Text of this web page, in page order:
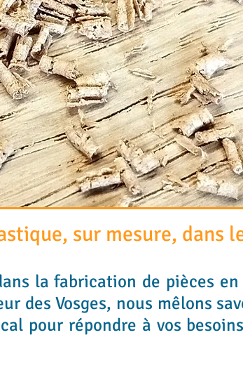
sur mesure, dans
la fabrication de pièces
des Vosges, nous mêlons
pour répondre à vos